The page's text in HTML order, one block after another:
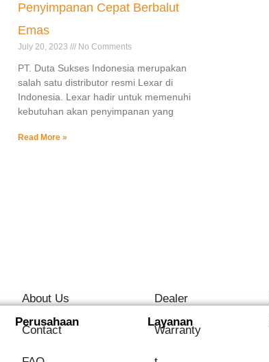
Penyimpanan Cepat Berbalut
Emas
July 20, 2023 No Comments
PT. Duta Sukses Indonesia merupakan
salah satu distributor resmi Lexar di
Indonesia. Lexar hadir untuk memenuhi
kebutuhan akan penyimpanan yang
Read More »
Perusahaan Layanan
About Us
Contact
Dealer
Warranty